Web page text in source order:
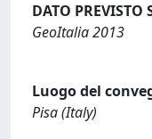
DATO
GeoItalia 2013
Luogo del
Pisa (Italy)